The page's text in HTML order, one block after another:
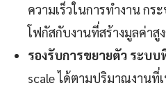
ความเร็วในการทำงาน กร
โฟกัสกับงานที่สร้างมูลค่าสู
รองรับการขยายตัว ระบบ
scale ได้ตามปริมาณงานที่